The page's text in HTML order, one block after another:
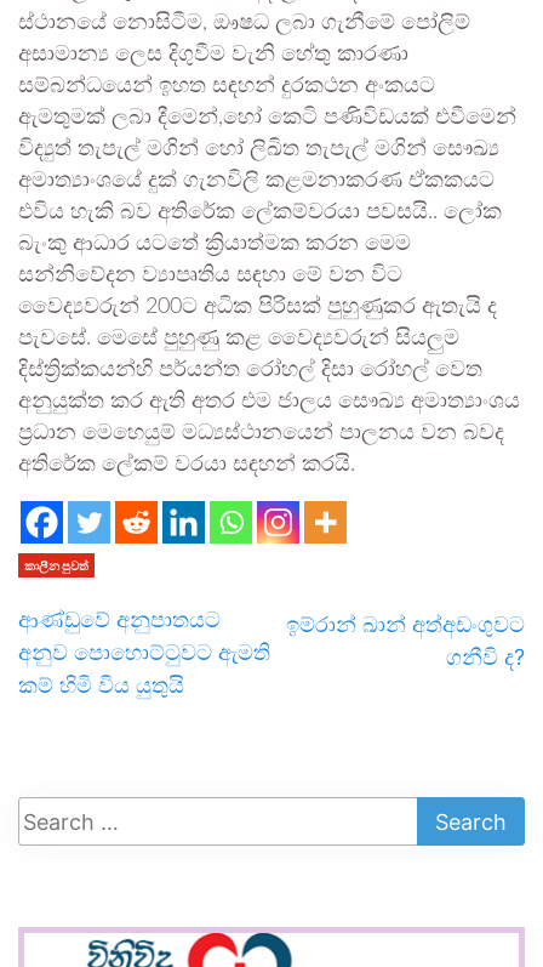
ස්ථානයේ නොසිටීම, ඖෂධ ලබා ගැනීමේ පෝලිම්
අසාමාන්‍ය ලෙස දිගුවීම වැනි හේතු කාරණා
සම්බන්ධයෙන් ඉහත සඳහන් දුරකථන අංකයට
ඇමතුමක් ලබා දීමෙන්,හෝ කෙටි පණිවිඩයක් එවීමෙන්
විද්‍යුත් තැපැල් මගින් හෝ ලිඛිත තැපැල් මගින් සෞඛ්‍ය
අමාත්‍යාංශයේ දුක් ගැනවිලි කළමනාකරණ ඒකකයට
එවිය හැකි බව අතිරේක ලේකම්වරයා පවසයි.. ලෝක
බැංකු ආධාර යටතේ ක්‍රියාත්මක කරන මෙම
සන්නිවේදන ව්‍යාපෘතිය සඳහා මේ වන විට
වෛද්‍යවරුන් 200ට අධික පිරිසක් පුහුණුකර ඇතැයි ද
පැවසේ. මෙසේ පුහුණු කළ වෛද්‍යවරුන් සියලුම
දිස්ත්‍රික්කයන්හි පර්යන්ත රෝහල් දිසා රෝහල් වෙත
අනුයුක්ත කර ඇති අතර එම ජාලය සෞඛ්‍ය අමාත්‍යාංශය
ප්‍රධාන මෙහෙයුම් මධ්‍යස්ථානයෙන් පාලනය වන බවද
අතිරේක ලේකම් වරයා සඳහන් කරයි.
කාලීන පුවත්
ආණ්ඩුවේ අනුපාතයට
අනුව පොහොට්ටුවට ඇමති
කම් හිමි විය යුතුයි
ඉම්රාන් ඛාන් අත්අඩංගුවට
ගනීවි ද?